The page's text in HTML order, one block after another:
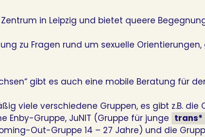
in Leipzig und bietet queere
zu Fragen rund um sexuelle
gibt es auch eine mobile Beratung für
viele verschiedene Gruppen, es gibt z.B. die
Enby-Gruppe, JuNIT (Gruppe für junge trans*
Out-Gruppe 14 – 27 Jahre) und die